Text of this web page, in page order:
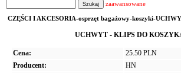
zaawansowane
CZĘŚCI I AKCESORIA-osprzęt bagażowy-koszyki-
UCHWYT - KLIPS DO
Cena:
25.50 PLN
Producent:
HN